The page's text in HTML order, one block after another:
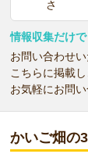
さ
情報収集だけで
お問い合わせ
こちらに掲載
お気軽にお問
かいご畑の